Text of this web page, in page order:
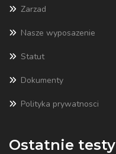
Zarzad
Nasze wyposazenie
Statut
Dokumenty
Polityka prywatnosci
Ostatnie testy